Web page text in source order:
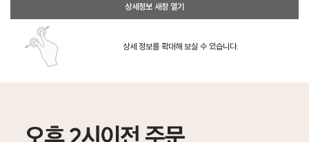
상세정보 새창 열기
상세 정보를 확대해 보실 수 있습니다.